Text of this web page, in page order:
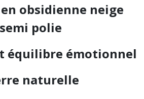
obsidienne neige
semi polie
équilibre émotionnel
naturelle